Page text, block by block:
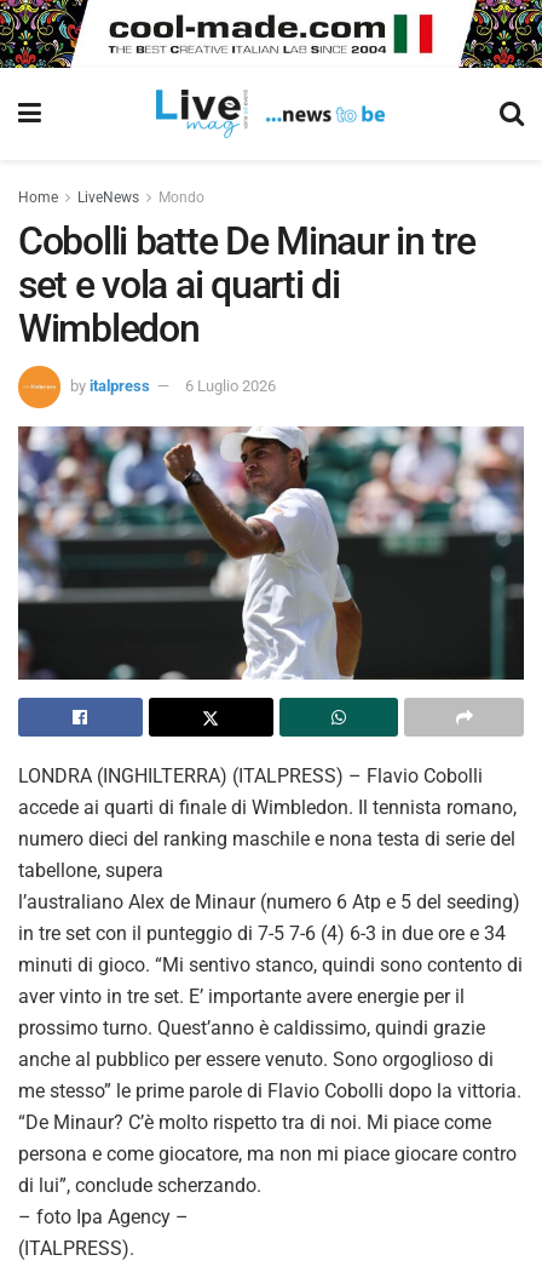
Home LiveNews Mondo
Cobolli batte De Minaur in tre
set e vola ai quarti di
Wimbledon
by italpress 6 Luglio 2026
LONDRA (INGHILTERRA) (ITALPRESS) – Flavio Cobolli
accede ai quarti di finale di Wimbledon. Il tennista romano,
numero dieci del ranking maschile e nona testa di serie del
tabellone, supera
l’australiano Alex de Minaur (numero 6 Atp e 5 del seeding)
in tre set con il punteggio di 7-5 7-6 (4) 6-3 in due ore e 34
minuti di gioco. “Mi sentivo stanco, quindi sono contento di
aver vinto in tre set. E’ importante avere energie per il
prossimo turno. Quest’anno è caldissimo, quindi grazie
anche al pubblico per essere venuto. Sono orgoglioso di
me stesso” le prime parole di Flavio Cobolli dopo la vittoria.
“De Minaur? C’è molto rispetto tra di noi. Mi piace come
persona e come giocatore, ma non mi piace giocare contro
di lui”, conclude scherzando.
– foto Ipa Agency –
(ITALPRESS).